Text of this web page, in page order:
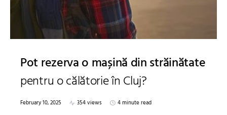
Pot rezerva o mașină din străinătate
pentru o călătorie în Cluj?
February 10, 2025 354 views
4 minute read